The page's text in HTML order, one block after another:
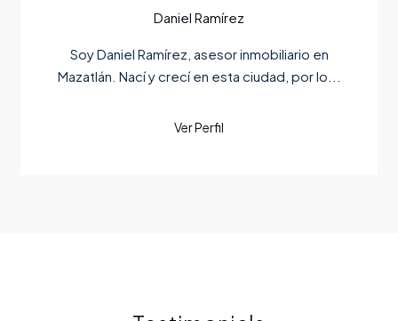
Daniel Ramírez
Soy Daniel Ramírez, asesor inmobiliario en
Mazatlán. Nací y crecí en esta ciudad, por lo...